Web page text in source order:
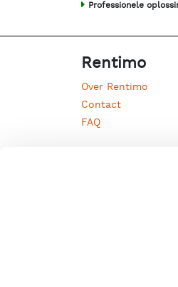
Professionele
Rentimo
Over Rentimo
Contact
FAQ